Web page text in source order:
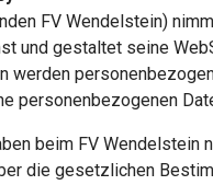
FV Wendelstein)
und gestaltet seine
werden
personenbezogenen
beim FV Wendelstein
die gesetzlichen